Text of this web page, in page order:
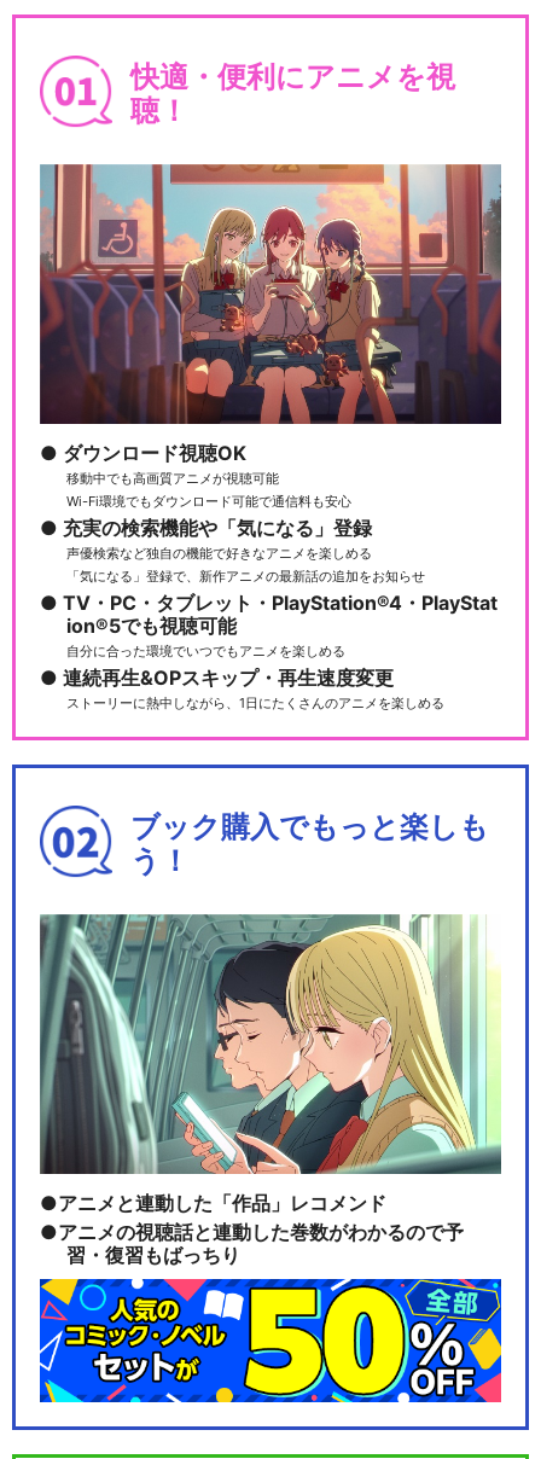
Fate/Grand Order -MOON
L…
Fate/Grand Order -絶対魔獣
戦…
Fate/Grand Order -終局特異
点…
劇場版 Fate/Grand Order -
神…
劇場版 Fate/Grand Order -
神…
Fate/Grand Carnival 1st…
Fate/Grand Carnival 2nd…
【男性マスター】Fate/Gran
d Orde…
d Orde…
【男性マスター】Fate/Gran
d Orde…
快適・便利にアニメを視
聴！
ダウンロード視聴OK
移動中でも高画質アニメが視聴可能
Wi-Fi環境でもダウンロード可能で通信料も安心
充実の検索機能や「気になる」登録
声優検索など独自の機能で好きなアニメを楽しめる
「気になる」登録で、新作アニメの最新話の追加をお知らせ
TV・PC・タブレット・PlayStation®4・PlayStat
ion®5でも視聴可能
自分に合った環境でいつでもアニメを楽しめる
連続再生&OPスキップ・再生速度変更
ストーリーに熱中しながら、1日にたくさんのアニメを楽しめる
ブック購入でもっと楽しも
う！
アニメと連動した「作品」レコメンド
アニメの視聴話と連動した巻数がわかるので予
習・復習もばっちり